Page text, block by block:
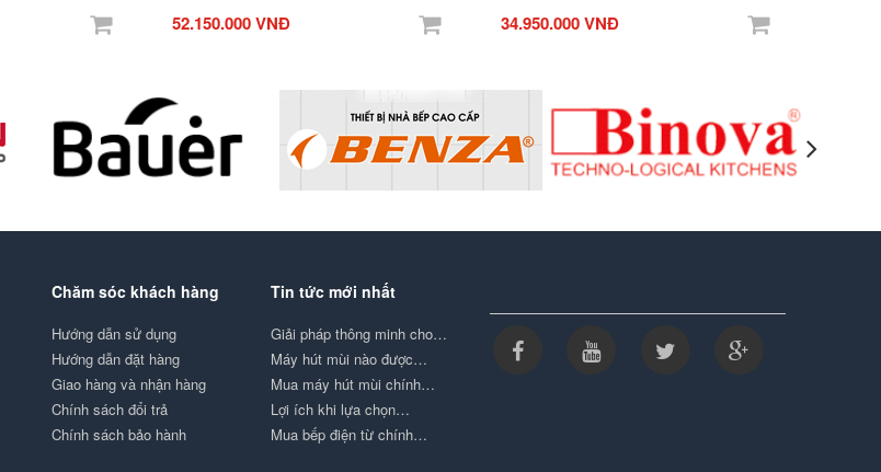
52.150.000 VNĐ 34.950.000 VNĐ
Chăm sóc khách hàng
Hướng dẫn sử dụng
Hướng dẫn đặt hàng
Giao hàng và nhận hàng
Chính sách đổi trả
Chính sách bảo hành
Tin tức mới nhất
Giải pháp thông minh cho…
Máy hút mùi nào được…
Mua máy hút mùi chính…
Lợi ích khi lựa chọn…
Mua bếp điện từ chính…